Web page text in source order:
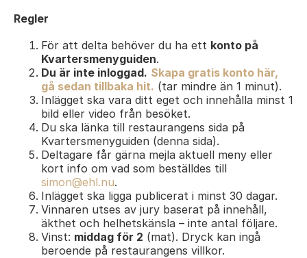
Regler
För att delta behöver du ha ett konto på
Kvartersmenyguiden.
Du är inte inloggad. Skapa gratis konto här,
gå sedan tillbaka hit. (tar mindre än 1 minut).
Inlägget ska vara ditt eget och innehålla minst 1
bild eller video från besöket.
Du ska länka till restaurangens sida på
Kvartersmenyguiden (denna sida).
Deltagare får gärna mejla aktuell meny eller
kort info om vad som beställdes till
simon@ehl.nu.
Inlägget ska ligga publicerat i minst 30 dagar.
Vinnaren utses av jury baserat på innehåll,
äkthet och helhetskänsla – inte antal följare.
Vinst: middag för 2 (mat). Dryck kan ingå
beroende på restaurangens villkor.